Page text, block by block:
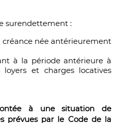
surendettement :
née antérieurement
à la période antérieure à
et charges locatives
à une situation de
prévues par le Code de la